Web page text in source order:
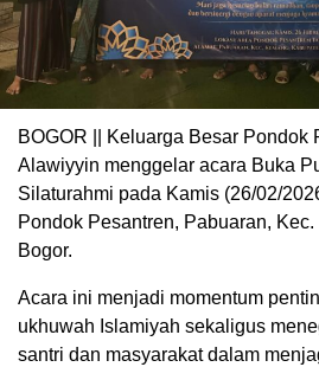
BOGOR || Keluarga Besar Pondok
Alawiyyin menggelar acara Buka
Silaturahmi pada Kamis (26/02/
Pondok Pesantren, Pabuaran,
Bogor.
Acara ini menjadi momentum
ukhuwah Islamiyah sekaligus
santri dan masyarakat dalam